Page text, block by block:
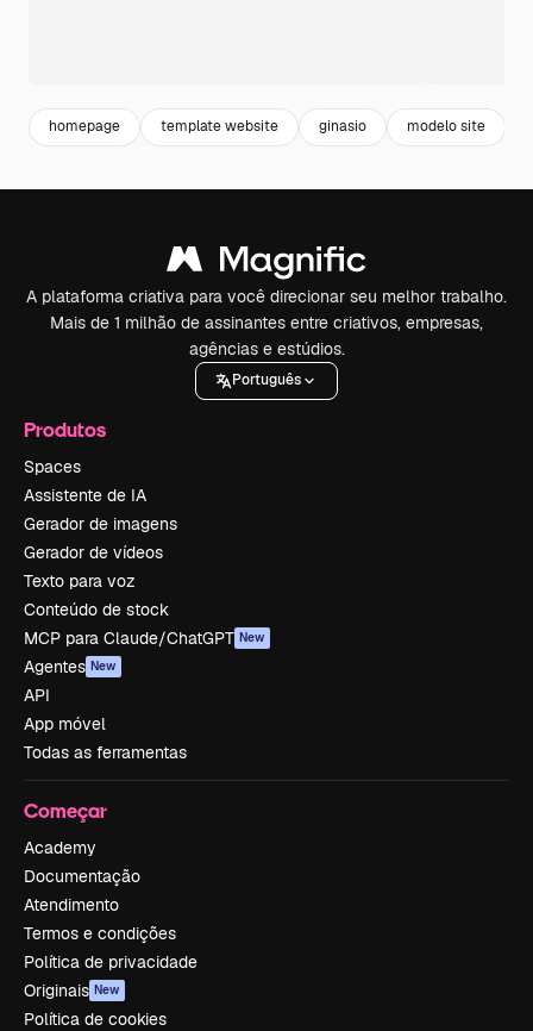
homepage template website ginasio modelo site
A plataforma criativa para você direcionar seu melhor trabalho.
Mais de 1 milhão de assinantes entre criativos, empresas,
agências e estúdios.
Português
Produtos
Spaces
Assistente de IA
Gerador de imagens
Gerador de vídeos
Texto para voz
Conteúdo de stock
MCP para Claude/ChatGPT New
Agentes New
API
App móvel
Todas as ferramentas
Começar
Academy
Documentação
Atendimento
Termos e condições
Política de privacidade
Originais New
Política de cookies